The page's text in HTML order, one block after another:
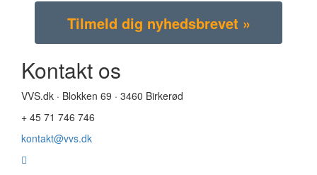
Kontakt os
VVS.dk · Blokken 69 · 3460 Birkerød
+ 45 71 746 746
kontakt@vvs.dk